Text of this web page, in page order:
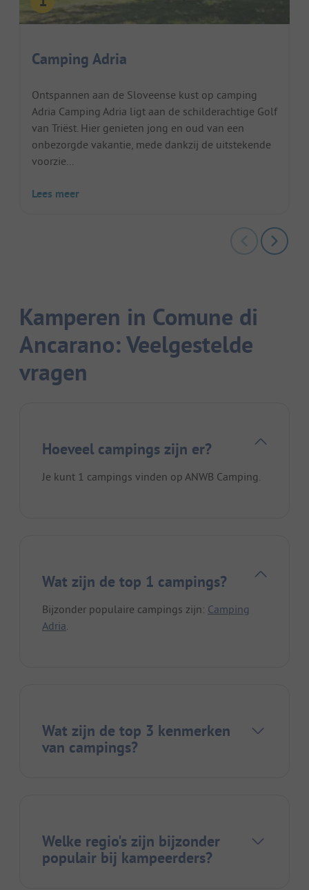
Camping Adria
Ontspannen aan de Sloveense kust op camping
Adria Camping Adria ligt aan de schilderachtige Golf
van Triëst. Hier genieten jong en oud van een
onbezorgde vakantie, mede dankzij de uitstekende
voorzie...
Lees meer
Kamperen in Comune di
Ancarano: Veelgestelde
vragen
Hoeveel campings zijn er?
Je kunt 1 campings vinden op ANWB Camping.
Wat zijn de top 1 campings?
Bijzonder populaire campings zijn: Camping
Adria
Wat zijn de top 3 kenmerken
van campings?
Welke regio's zijn bijzonder
populair bij kampeerders?